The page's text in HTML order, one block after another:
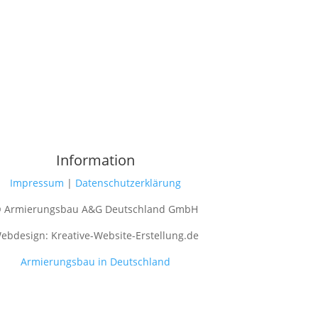
Information
Impressum | Datenschutzerklärung
A&G Deutschland GmbH
Kreative-Website-Erstellung.de
Armierungsbau in Deutschland